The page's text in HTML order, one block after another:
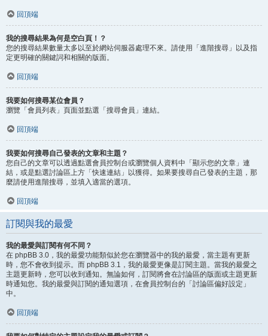
回頂端
我的搜尋結果為何是空白頁！？
您的搜尋結果數量太多以至於網站伺服器處理不來。請使用「進階搜尋」以及指
定更明確的關鍵詞和相關的版面。
回頂端
我要如何搜尋某位會員？
瀏覽「會員列表」頁面並點選「搜尋會員」連結。
回頂端
我要如何搜尋自己發表的文章和主題？
您自己的文章可以透過點選會員控制台或瀏覽個人資料中「顯示您的文章」連
結，或是點選討論區上方「快速連結」以獲得。如果要搜尋自己發表的主題，那
麼請使用進階搜尋，並填入適當的選項。
回頂端
訂閱與我的最愛
我的最愛與訂閱有何不同？
在 phpBB 3.0，我的最愛功能類似於您在瀏覽器中的我的最愛，當主題有更新
時，您不會收到提示。而 phpBB 3.1，我的最愛更像是訂閱主題。當我的最愛之
主題更新時，您可以收到通知。無論如何，訂閱將會在討論區的版面或主題更新
時通知您。我的最愛與訂閱的通知選項，在會員控制台的「討論區偏好設定」
中。
回頂端